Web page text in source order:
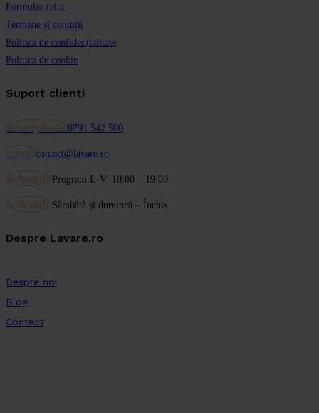
Formular retur
Termene și condiții
Politica de confidențialitate
Politica de cookie
Suport clienti
0791 542 500
contact@lavare.ro
Program L-V: 10:00 – 19:00
Sâmbătă și dumincă – Închis
Despre Lavare.ro
Despre noi
Blog
Contact